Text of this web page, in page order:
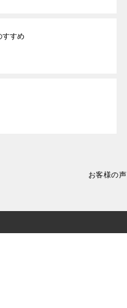
すすめ
お客様の声